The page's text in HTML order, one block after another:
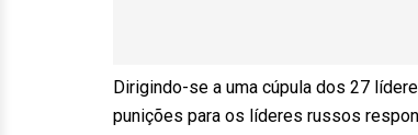
Dirigindo-se a uma cúpula dos 27
punições para os líderes russos